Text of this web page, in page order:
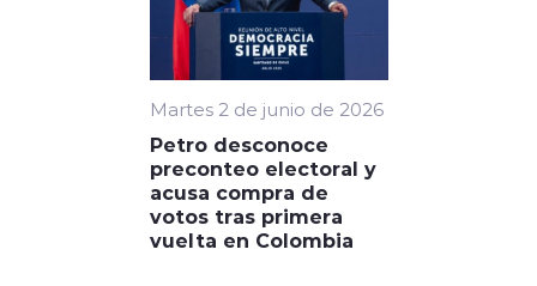
Martes 2 de junio de 2026
Petro desconoce
preconteo electoral y
acusa compra de
votos tras primera
vuelta en Colombia